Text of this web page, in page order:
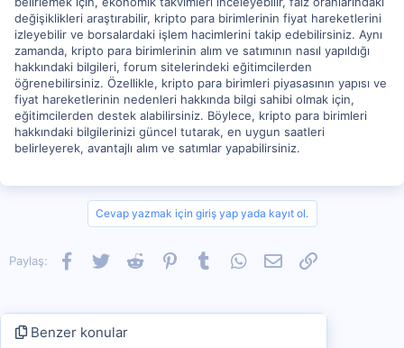
değişiklikleri araştırabilir, kripto para birimlerinin fiyat hareketlerini
izleyebilir ve borsalardaki işlem hacimlerini takip edebilirsiniz. Aynı
zamanda, kripto para birimlerinin alım ve satımının nasıl yapıldığı
hakkındaki bilgileri, forum sitelerindeki eğitimcilerden
öğrenebilirsiniz. Özellikle, kripto para birimleri piyasasının yapısı ve
fiyat hareketlerinin nedenleri hakkında bilgi sahibi olmak için,
eğitimcilerden destek alabilirsiniz. Böylece, kripto para birimleri
hakkındaki bilgilerinizi güncel tutarak, en uygun saatleri
belirleyerek, avantajlı alım ve satımlar yapabilirsiniz.
Cevap yazmak için giriş yap yada kayıt ol.
Paylaş: Facebook
TwitterReddit PinterestTumblrWhatsApp
E-postaLink
Benzer konular